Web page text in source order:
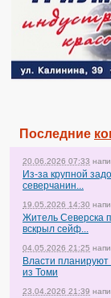
Последние
20.06.2026 07:33
Из-за крупной
северчанин...
19.05.2026 14:30
Житель Северска
вскрыл сейф...
04.05.2026 21:25
Власти
из Томи
23.04.2026 21:39